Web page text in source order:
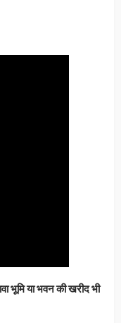
भूमि या भवन की खरीद भी